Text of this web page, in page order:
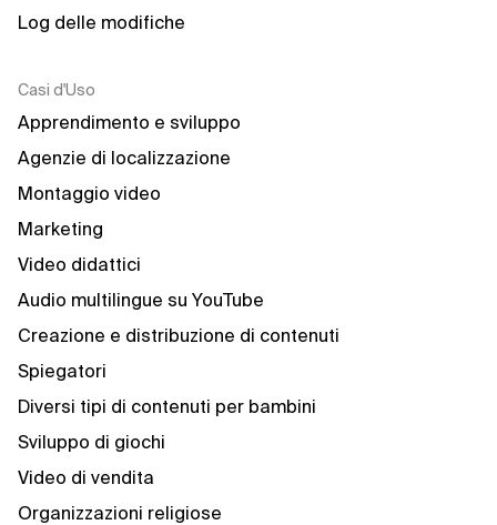
Log delle modifiche
Casi d'Uso
Apprendimento e sviluppo
Agenzie di localizzazione
Montaggio video
Marketing
Video didattici
Audio multilingue su YouTube
Creazione e distribuzione di contenuti
Spiegatori
Diversi tipi di contenuti per bambini
Sviluppo di giochi
Video di vendita
Organizzazioni religiose